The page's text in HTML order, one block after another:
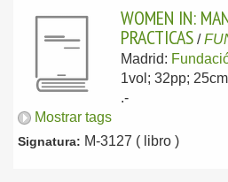
WOMEN IN:
PRACTICAS /
Madrid:
1vol; 32pp;
.-
Mostrar tags
Signatura: M-3127 ( libro )